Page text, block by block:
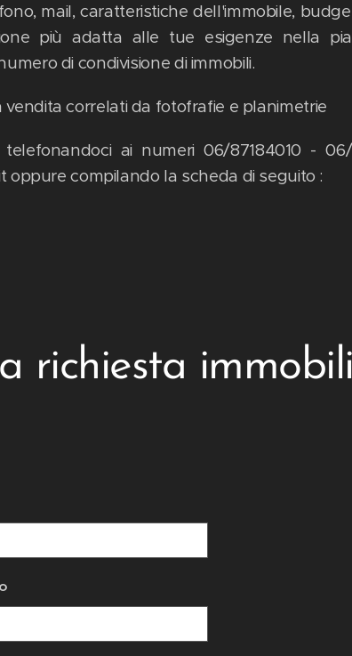
mail, caratteristiche dell'immobile,
più adatta alle tue esigenze nella
di condivisione di immobili.
vendita correlati da fotofrafie e planimetrie
ai numeri 06/87184010 -
oppure compilando la scheda di seguito :
richiesta